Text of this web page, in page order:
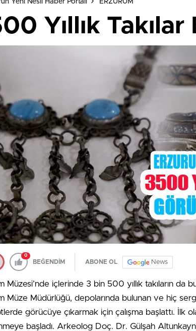
Yeni Nesil Haber Portalı ERZURUM
Yıllık Takılar
0
BEĞENDİM ABONE OL News
Müzesi’nde içlerinde 3 bin 500 yıllık takıların da
Müze Müdürlüğü, depolarında bulunan ve hiç
görücüye çıkarmak için çalışma başlattı. İlk
başladı. Arkeolog Doç. Dr. Gülşah